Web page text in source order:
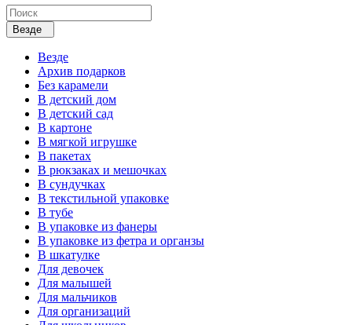
Везде
Везде
Архив подарков
Без карамели
В детский дом
В детский сад
В картоне
В мягкой игрушке
В пакетах
В рюкзаках и мешочках
В сундучках
В текстильной упаковке
В тубе
В упаковке из фанеры
В упаковке из фетра и органзы
В шкатулке
Для девочек
Для малышей
Для мальчиков
Для организаций